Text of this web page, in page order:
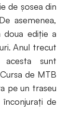
de şosea din
asemenea,
doua ediţie a
Anul trecut
acesta sunt
de MTB
pe un traseu
de